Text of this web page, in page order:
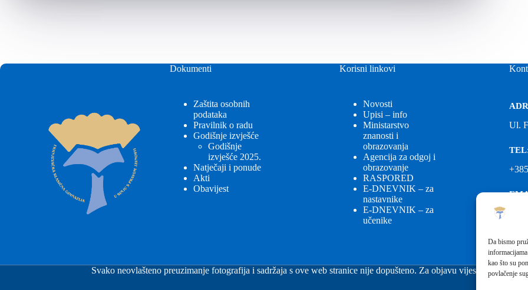
Da bismo
kao što su
povlačenje
Dokumenti
Zaštita osobnih
podataka
Pravilnik o radu
Godišnje izvješće
Godišnje
izvješće 2025.
Natječaji i ponude
Akti
Obavijest
Korisni linkovi
Novosti
Upisi – info
Ministarstvo
znanosti i
obrazovanja
Agencija za odgoj i
obrazovanje
RASPORED
E-DNEVNIK – za
nastavnike
E-DNEVNIK – za
učenike
Ul.
Svako neovlašteno preuzimanje fotografija i sadržaja s ove web stranice nije dopušteno. Za objavu vijesti sa